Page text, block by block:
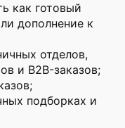
как готовый
дополнение к
отделов,
и B2B-заказов;
подборках и